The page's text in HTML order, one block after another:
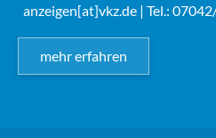
anzeigen[at]vkz.de | Tel.:
mehr erfahren